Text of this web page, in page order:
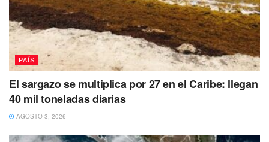
PAÍS
El sargazo se multiplica por 27 en el Caribe: llegan
40 mil toneladas diarias
AGOSTO 3, 2026